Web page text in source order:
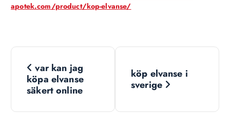
apotek.com/product/kop-elvanse/
N
v
var kan jag
köpa elvanse
säkert online
köp elvanse i
sverige